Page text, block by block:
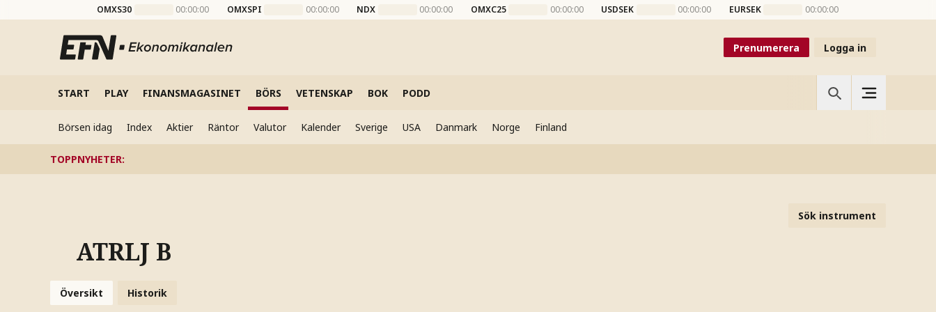
OMXS30 00:00:00 OMXSPI 00:00:00 NDX 00:00:00 OMXC25 00:00:00 USDSEK 00:00:00 EURSEK 00:00:00
Prenumerera Logga in
START PLAY FINANSMAGASINET BÖRS VETENSKAP BOK PODD
Börsen idag Index Aktier Räntor Valutor Kalender Sverige USA Danmark Norge Finland
TOPPNYHETER:
Sök instrument
ATRLJ B
Översikt Historik